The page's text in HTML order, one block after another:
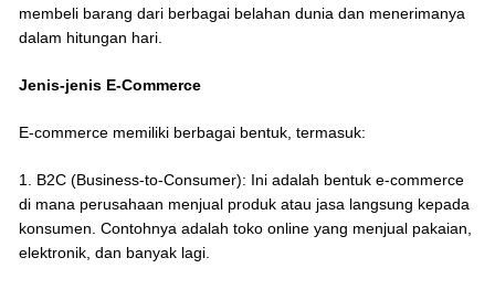
membeli barang dari berbagai belahan dunia dan menerimanya
dalam hitungan hari.
Jenis-jenis E-Commerce
E-commerce memiliki berbagai bentuk, termasuk:
1. B2C (Business-to-Consumer): Ini adalah bentuk e-commerce
di mana perusahaan menjual produk atau jasa langsung kepada
konsumen. Contohnya adalah toko online yang menjual pakaian,
elektronik, dan banyak lagi.